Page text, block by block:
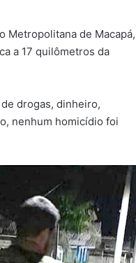
Metropolitana de Macapá,
a 17 quilômetros da
drogas, dinheiro,
nenhum homicídio foi